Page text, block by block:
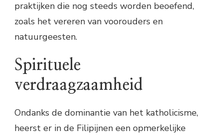
praktijken die nog steeds worden beoefend,
zoals het vereren van voorouders en
natuurgeesten.
Spirituele
verdraagzaamheid
Ondanks de dominantie van het katholicisme,
heerst er in de Filipijnen een opmerkelijke